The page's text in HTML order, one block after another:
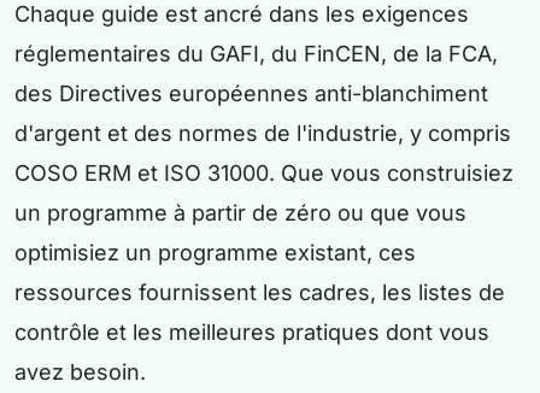
Chaque guide est ancré dans les exigences
réglementaires du GAFI, du FinCEN, de la FCA,
des Directives européennes anti-blanchiment
d'argent et des normes de l'industrie, y compris
COSO ERM et ISO 31000. Que vous construisiez
un programme à partir de zéro ou que vous
optimisiez un programme existant, ces
ressources fournissent les cadres, les listes de
contrôle et les meilleures pratiques dont vous
avez besoin.